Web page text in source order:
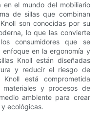
en el mundo del mobiliario
de sillas que combinan
son conocidas por su
lo que las convierte
consumidores que se
en la ergonomía y
Knoll están diseñadas
y reducir el riesgo de
Knoll está comprometida
y procesos de
ambiente para crear
ecológicas.